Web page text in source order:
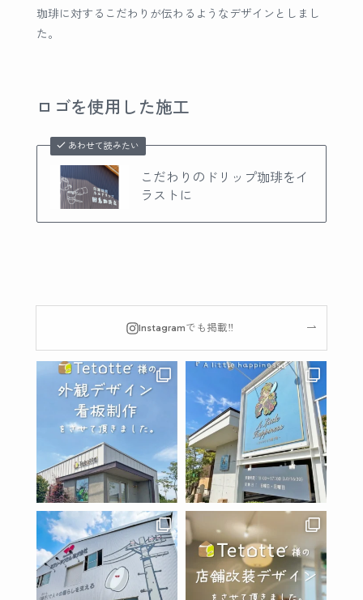
珈琲に対するこだわりが伝わるようなデザインとしまし
た。
ロゴを使用した施工
あわせて読みたい
こだわりのドリップ珈琲をイ
ラストに
Instagramでも掲載‼︎